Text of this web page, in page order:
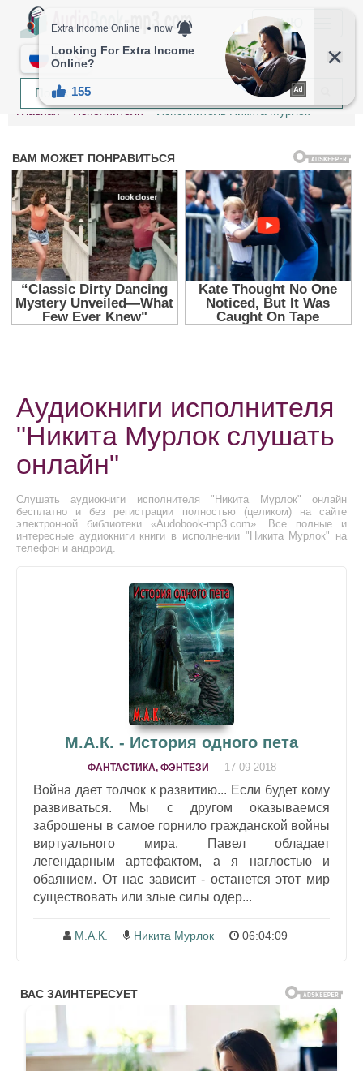
МЕНЮ
RU
Главная Исполнители Исполнитель Никита Мурлок
Аудиокниги исполнителя
"Никита Мурлок слушать
онлайн"
Слушать аудиокниги исполнителя "Никита Мурлок" онлайн
бесплатно и без регистрации полностью (целиком) на сайте
электронной библиотеки «Audobook-mp3.com». Все полные и
интересные аудиокниги книги в исполнении "Никита Мурлок" на
телефон и андроид.
М.А.К. - История одного пета
ФАНТАСТИКА, ФЭНТЕЗИ 17-09-2018
Война дает толчок к развитию... Если будет кому
развиваться. Мы с другом оказываемся
заброшены в самое горнило гражданской войны
виртуального мира. Павел обладает
легендарным артефактом, а я наглостью и
обаянием. От нас зависит - останется этот мир
существовать или злые силы одер...
М.А.К. Никита Мурлок 06:04:09